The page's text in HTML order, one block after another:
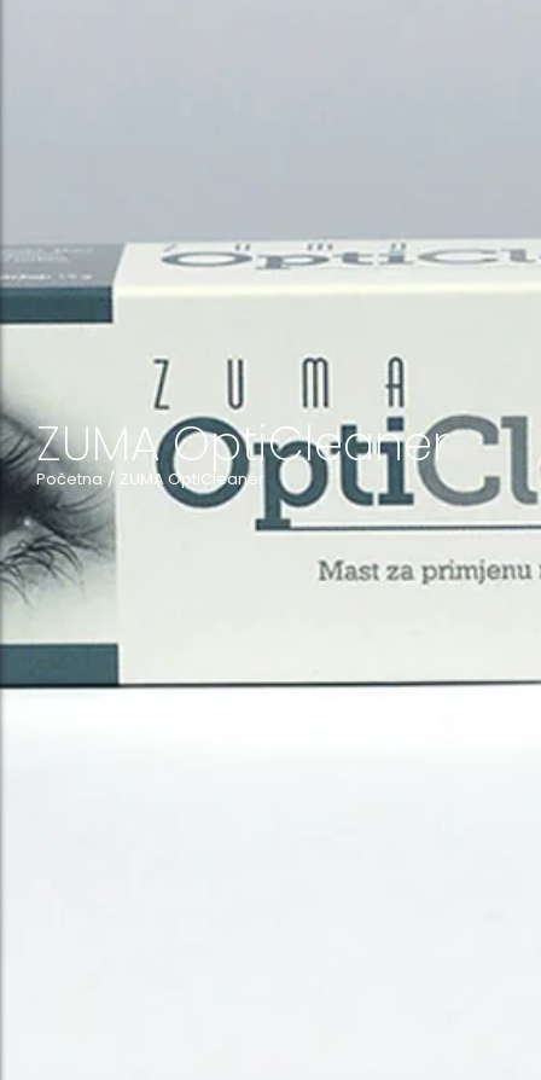
ZUMA OptiCleaner
Početna / ZUMA OptiCleaner